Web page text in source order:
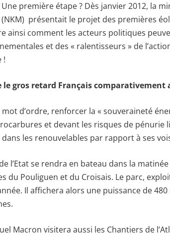
Une première étape ? Dès janvier 2012, la
présentait le projet des premières
ainsi comment les acteurs politiques
et des « ralentisseurs » de
!
le gros retard Français comparativement
mot d’ordre, renforcer la « souveraineté
et devant les risques de
dans les renouvelables par rapport à ses
l’Etat se rendra en bateau dans la
du Pouliguen et du Croisais. Le parc,
Il affichera alors une puissance de
Macron visitera aussi les Chantiers de